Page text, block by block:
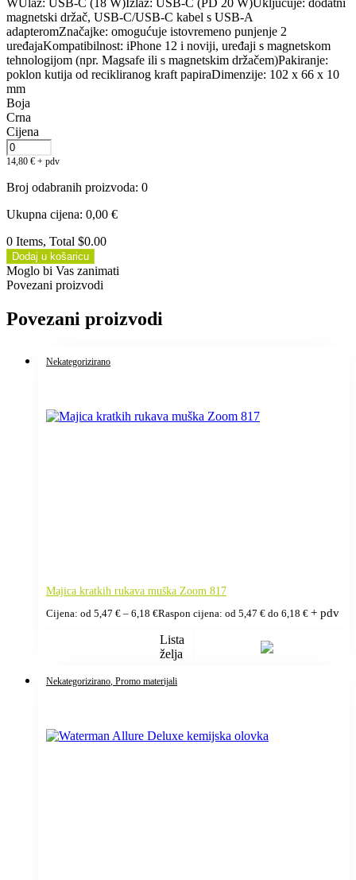
magnetski držač, USB-C/USB-C kabel s USB-A
adapteromZnačajke: omogućuje istovremeno punjenje 2
uređajaKompatibilnost: iPhone 12 i noviji, uređaji s magnetskom
tehnologijom (npr. Magsafe ili s magnetskim držačem)Pakiranje:
poklon kutija od recikliranog kraft papiraDimenzije: 102 x 66 x 10
mm
Boja
Crna
Cijena
14,80 € + pdv
Broj odabranih proizvoda: 0
Ukupna cijena: 0,00 €
0 Items, Total $0.00
Dodaj u košaricu
Moglo bi Vas zanimati
Povezani proizvodi
Povezani proizvodi
Nekategorizirano
Majica kratkih rukava muška Zoom 817
Cijena: od 5,47 € – 6,18 €Raspon cijena: od 5,47 € do 6,18 € + pdv
Lista
želja
Nekategorizirano , Promo materijali